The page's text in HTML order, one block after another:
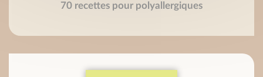
70 recettes pour polyallergiques